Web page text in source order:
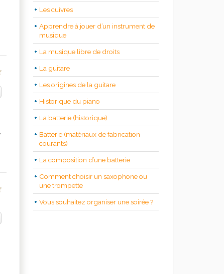
Les cuivres
Apprendre à jouer d’un instrument de
musique
La musique libre de droits
La guitare
Les origines de la guitare
Historique du piano
La batterie (historique)
Batterie (matériaux de fabrication
courants)
La composition d’une batterie
Comment choisir un saxophone ou
une trompette
Vous souhaitez organiser une soirée ?